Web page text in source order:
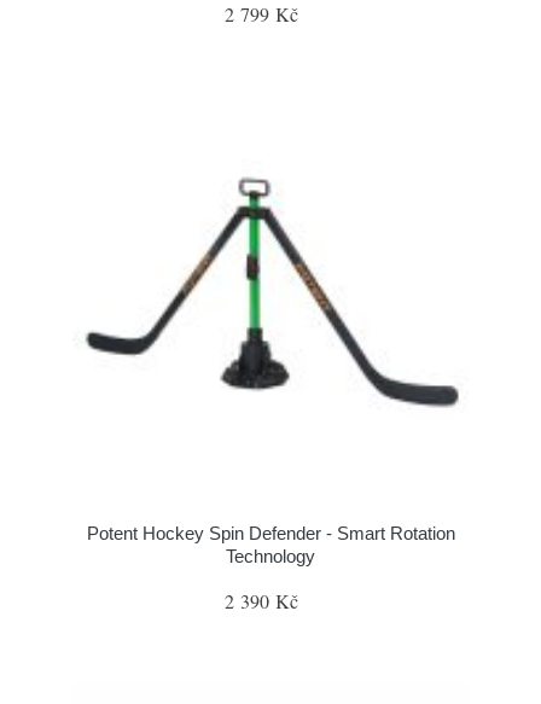
2 799 Kč
Potent Hockey Spin Defender - Smart Rotation
Technology
2 390 Kč